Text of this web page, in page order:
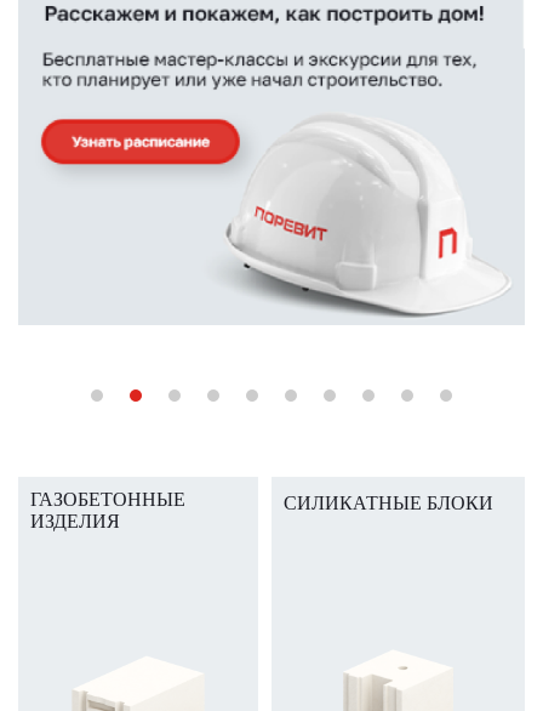
ГАЗОБЕТОННЫЕ
ИЗДЕЛИЯ
СИЛИКАТНЫЕ БЛОКИ